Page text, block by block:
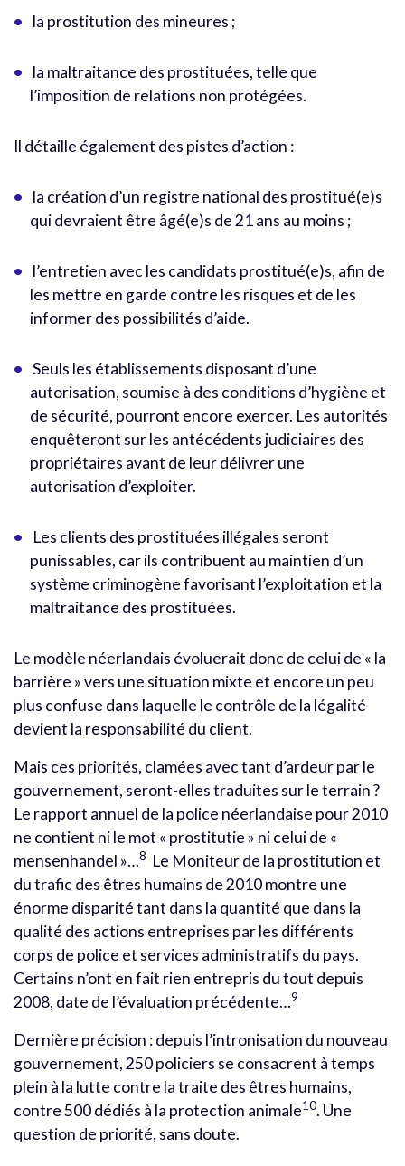
la prostitution des mineures ;
la maltraitance des prostituées, telle que
l’imposition de relations non protégées.
Il détaille également des pistes d’action :
la création d’un registre national des prostitué(e)s
qui devraient être âgé(e)s de 21 ans au moins ;
l’entretien avec les candidats prostitué(e)s, afin de
les mettre en garde contre les risques et de les
informer des possibilités d’aide.
Seuls les établissements disposant d’une
autorisation, soumise à des conditions d’hygiène et
de sécurité, pourront encore exercer. Les autorités
enquêteront sur les antécédents judiciaires des
propriétaires avant de leur délivrer une
autorisation d’exploiter.
Les clients des prostituées illégales seront
punissables, car ils contribuent au maintien d’un
système criminogène favorisant l’exploitation et la
maltraitance des prostituées.
Le modèle néerlandais évoluerait donc de celui de « la
barrière » vers une situation mixte et encore un peu
plus confuse dans laquelle le contrôle de la légalité
devient la responsabilité du client.
Mais ces priorités, clamées avec tant d’ardeur par le
gouvernement, seront-elles traduites sur le terrain ?
Le rapport annuel de la police néerlandaise pour 2010
ne contient ni le mot « prostitutie » ni celui de «
mensenhandel »…8 Le Moniteur de la prostitution et
du trafic des êtres humains de 2010 montre une
énorme disparité tant dans la quantité que dans la
qualité des actions entreprises par les différents
corps de police et services administratifs du pays.
Certains n’ont en fait rien entrepris du tout depuis
2008, date de l’évaluation précédente…9
Dernière précision : depuis l’intronisation du nouveau
gouvernement, 250 policiers se consacrent à temps
plein à la lutte contre la traite des êtres humains,
contre 500 dédiés à la protection animale10. Une
question de priorité, sans doute.